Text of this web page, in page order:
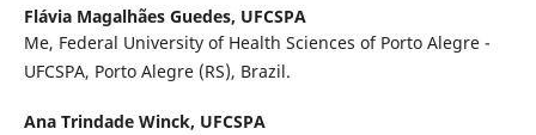
Flávia Magalhães Guedes, UFCSPA
Me, Federal University of Health Sciences of Porto Alegre -
UFCSPA, Porto Alegre (RS), Brazil.
Ana Trindade Winck, UFCSPA